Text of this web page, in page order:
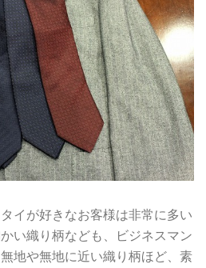
イが好きなお客様は非常に多い
い織り柄なども、ビジネスマン
地や無地に近い織り柄ほど、素